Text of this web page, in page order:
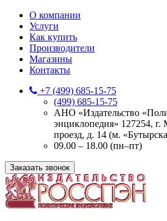
О компании
Услуги
Как купить
Производители
Магазины
Контакты
+7 (499) 685-15-75
(499) 685-15-75
АНО «Издательство
энциклопедия» 127254,
проезд, д. 14 (м.
09.00 – 18.00 (пн–пт)
Заказать звонок